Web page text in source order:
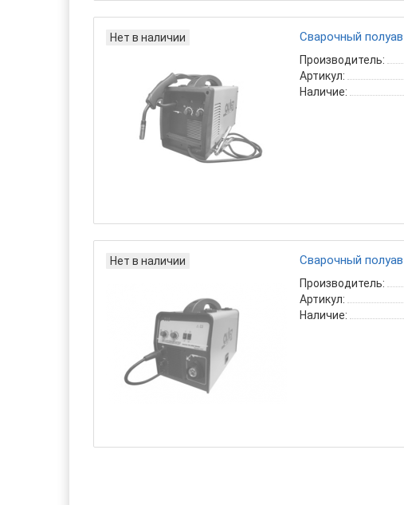
Нет в наличии Сварочный
Производитель:
Артикул:
Наличие:
Нет в наличии Сварочный
Производитель:
Артикул:
Наличие: